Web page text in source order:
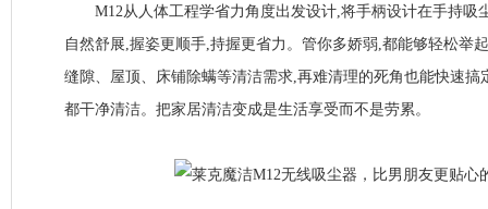
M12从人体工程学省力角度出发设计,将手柄设计在手持吸
自然舒展,握姿更顺手,持握更省力。管你多娇弱,都能够轻松举
缝隙、屋顶、床铺除螨等清洁需求,再难清理的死角也能快速搞
都干净清洁。把家居清洁变成是生活享受而不是劳累。